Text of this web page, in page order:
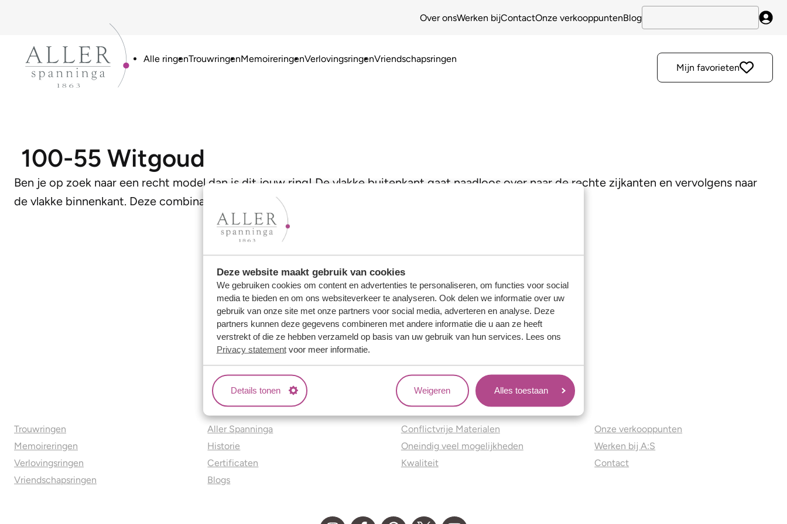
Deze website maakt gebruik van cookies
We gebruiken cookies om content en advertenties te personaliseren, om functies voor social
media te bieden en om ons websiteverkeer te analyseren. Ook delen we informatie over uw
gebruik van onze site met onze partners voor social media, adverteren en analyse. Deze
partners kunnen deze gegevens combineren met andere informatie die u aan ze heeft
verstrekt of die ze hebben verzameld op basis van uw gebruik van hun services. Lees ons
Privacy statementvoor meer informatie.
Details tonen Weigeren Alles toestaan
Over onsWerken bijContactOnze verkooppuntenBlog
Alle ringenTrouwringenMemoireringenVerlovingsringenVriendschapsringen
Mijn favorieten
100-55 Witgoud
Ben je op zoek naar een recht model dan is dit jouw ring! De vlakke buitenkant gaat naadloos over naar de rechte zijkanten en vervolgens naar
de vlakke binnenkant. Deze combinatie zorgt voor een heel moderne look!
Trouwringen
Memoireringen
Verlovingsringen
Vriendschapsringen
Over ons
Aller Spanninga
Historie
Certificaten
Blogs
Jouw voordelen
Conflictvrije Materialen
Oneindig veel mogelijkheden
Kwaliteit
Onze verkooppunten
Werken bij A:S
Contact